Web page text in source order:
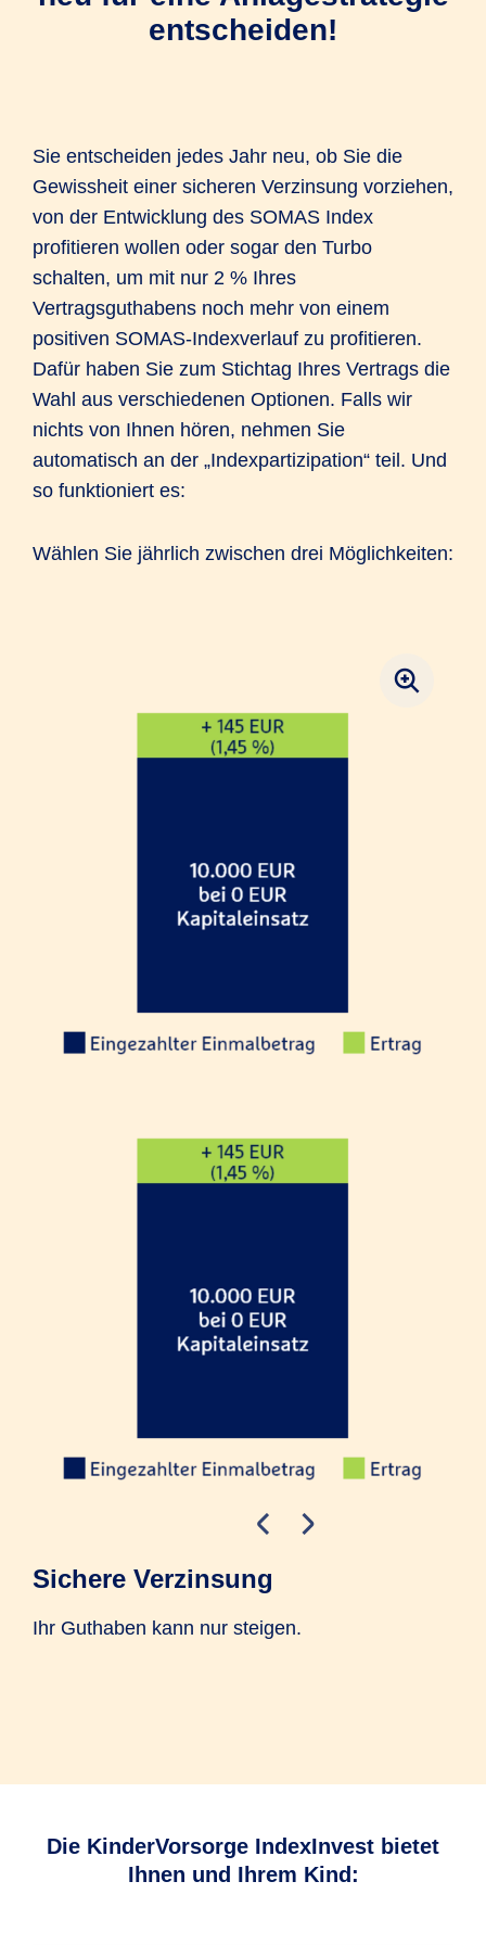
entscheiden!
Sie entscheiden jedes Jahr neu, ob Sie die
Gewissheit einer sicheren Verzinsung vorziehen,
von der Entwicklung des SOMAS Index
profitieren wollen oder sogar den Turbo
schalten, um mit nur 2 % Ihres
Vertragsguthabens noch mehr von einem
positiven SOMAS-Indexverlauf zu profitieren.
Dafür haben Sie zum Stichtag Ihres Vertrags die
Wahl aus verschiedenen Optionen. Falls wir
nichts von Ihnen hören, nehmen Sie
automatisch an der „Indexpartizipation“ teil. Und
so funktioniert es:
Wählen Sie jährlich zwischen drei Möglichkeiten:
Sichere Verzinsung
Ihr Guthaben kann nur steigen.
Die KinderVorsorge IndexInvest bietet
Ihnen und Ihrem Kind: